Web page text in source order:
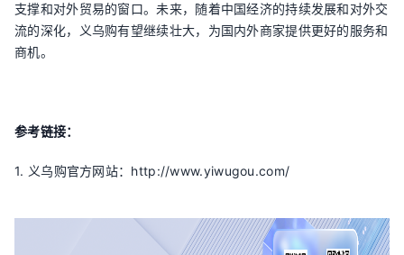
支撑和对外贸易的窗口。未来，随着中国经济的持续发展和对外交
流的深化，义乌购有望继续壮大，为国内外商家提供更好的服务和
商机。
参考链接：
1. 义乌购官方网站：http://www.yiwugou.com/